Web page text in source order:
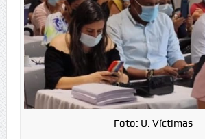
Foto: U. Víctimas